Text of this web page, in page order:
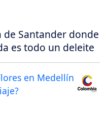
de Santander donde
es todo un deleite